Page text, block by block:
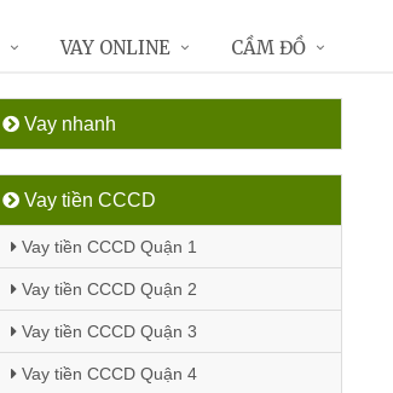
Vay nhanh
Vay tiền CCCD
Vay tiền CCCD Quận 1
Vay tiền CCCD Quận 2
Vay tiền CCCD Quận 3
Vay tiền CCCD Quận 4
VAY ONLINE CẦM ĐỒ